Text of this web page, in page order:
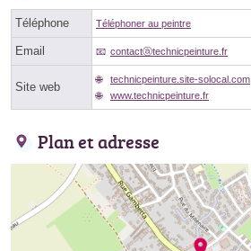
Téléphone Téléphoner au peintre
Email contactⓐtechnicpeinture.fr
Site web
technicpeinture.site-solocal.com
www.technicpeinture.fr
Plan et adresse